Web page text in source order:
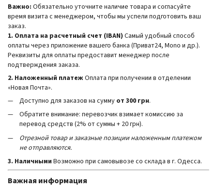
Важно: Обязательно уточните наличие товара и согласуйте
время визита с менеджером, чтобы мы успели подготовить ваш
заказ.
1. Оплата на расчетный счет (IBAN) Самый удобный способ
оплаты через приложение вашего банка (Приват24, Mono и др.).
Реквизиты для оплаты предоставит менеджер после
подтверждения заказа.
2. Наложенный платежОплата при получении в отделении
«Новая Почта».
Доступно для заказов на сумму от 300 грн.
Обратите внимание: перевозчик взимает комиссию за
перевод средств (2% от суммы + 20 грн).
Отрезной товар и заказные позиции наложенным платежом
не отправляются.
3. Наличными Возможно при самовывозе со склада в г. Одесса.
Важная информация